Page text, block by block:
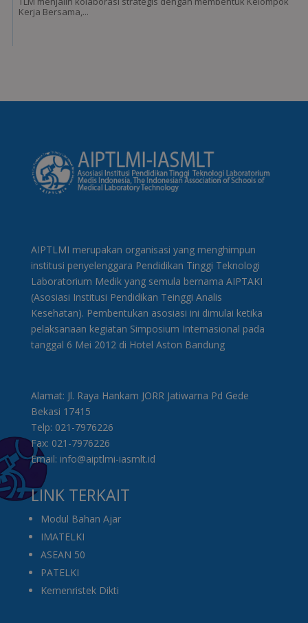
Kerja Bersama,...
AIPTLMI merupakan organisasi yang menghimpun
institusi penyelenggara Pendidikan Tinggi Teknologi
Laboratorium Medik yang semula bernama AIPTAKI
(Asosiasi Institusi Pendidikan Teinggi Analis
Kesehatan). Pembentukan asosiasi ini dimulai ketika
pelaksanaan kegiatan Simposium Internasional pada
tanggal 6 Mei 2012 di Hotel Aston Bandung
Alamat: Jl. Raya Hankam JORR Jatiwarna Pd Gede
Bekasi 17415
Telp: 021-7976226
Fax: 021-7976226
Email: info@aiptlmi-iasmlt.id
LINK TERKAIT
Modul Bahan Ajar
IMATELKI
ASEAN 50
PATELKI
Kemenristek Dikti